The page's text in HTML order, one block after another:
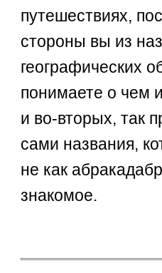
путешествиях,
стороны вы из
географических
понимаете о чем
и во-вторых, так
сами названия,
не как
знакомое.